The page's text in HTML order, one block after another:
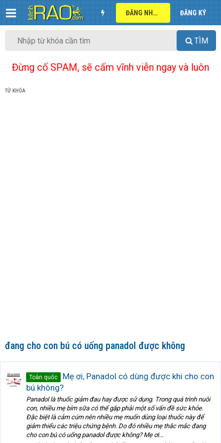
ĐĂNG NHẬP ĐĂNG KÝ
TÌM
Đừng cố SPAM, sẽ cấm vĩnh viễn ngay và luôn
TỪ KHÓA
đang cho con bú có uống panadol được không
Toàn quốc
Mẹ ơi, Panadol có dùng được khi cho con
bú không?
Panadol là thuốc giảm đau hay được sử dụng. Trong quá trình nuôi
con, nhiều mẹ bỉm sữa có thể gặp phải một số vấn đề sức khỏe.
Đặc biệt là cảm cúm nên nhiều mẹ muốn dùng loại thuốc này để
giảm thiểu các triệu chứng bệnh. Do đó nhiều mẹ thắc mắc đang
cho con bú có uống panadol được không? Mẹ ơi...